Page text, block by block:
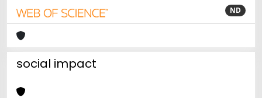
ND
social impact